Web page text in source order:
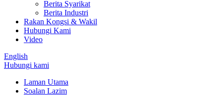
Berita Syarikat
Berita Industri
Rakan Kongsi & Wakil
Hubungi Kami
Video
English
Hubungi kami
Laman Utama
Soalan Lazim